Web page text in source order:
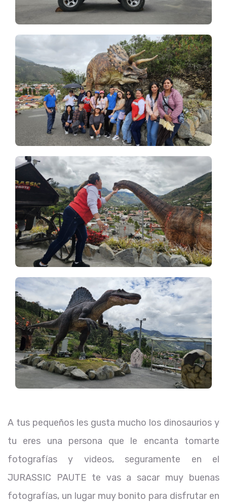
A tus pequeños les gusta mucho los dinosaurios y
tu eres una persona que le encanta tomarte
fotografías y videos, seguramente en el
JURASSIC PAUTE te vas a sacar muy buenas
fotografías, un lugar muy bonito para disfrutar en